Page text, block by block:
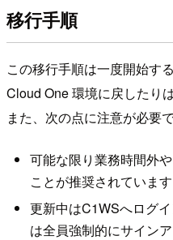
移行手順
この移行手順は一度開始す
Cloud One 環境に戻したり
また、次の点に注意が必要で
可能な限り業務時間外
ことが推奨されています
更新中はC1WSへログ
は全員強制的にサイン